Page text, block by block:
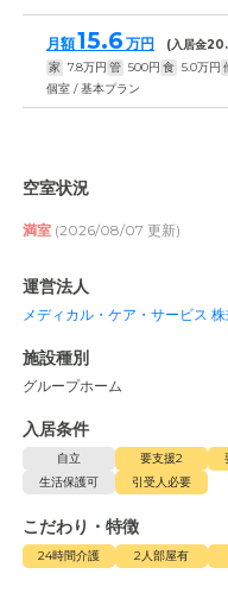
月額15.6 万円 (入居金
家 7.8万円 管 500円 食 5.0万円
個室 / 基本プラン
空室状況
満室 (2026/08/07 更新)
運営法人
メディカル・ケア・サービス
施設種別
グループホーム
入居条件
自立 要支援2
生活保護可
引受人必要
こだわり・特徴
24時間介護 2人部屋有